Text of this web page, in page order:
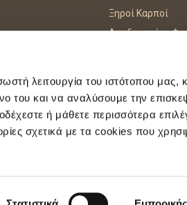
λειτουργία του ιστότοπου μας,
του και να αναλύσουμε την
ή μάθετε περισσότερα
σχετικά με τα cookies που
Ξηροί Καρποί
Αποξηραμένα
Ύλες Ζαχ/κής &
Πρόσθετα